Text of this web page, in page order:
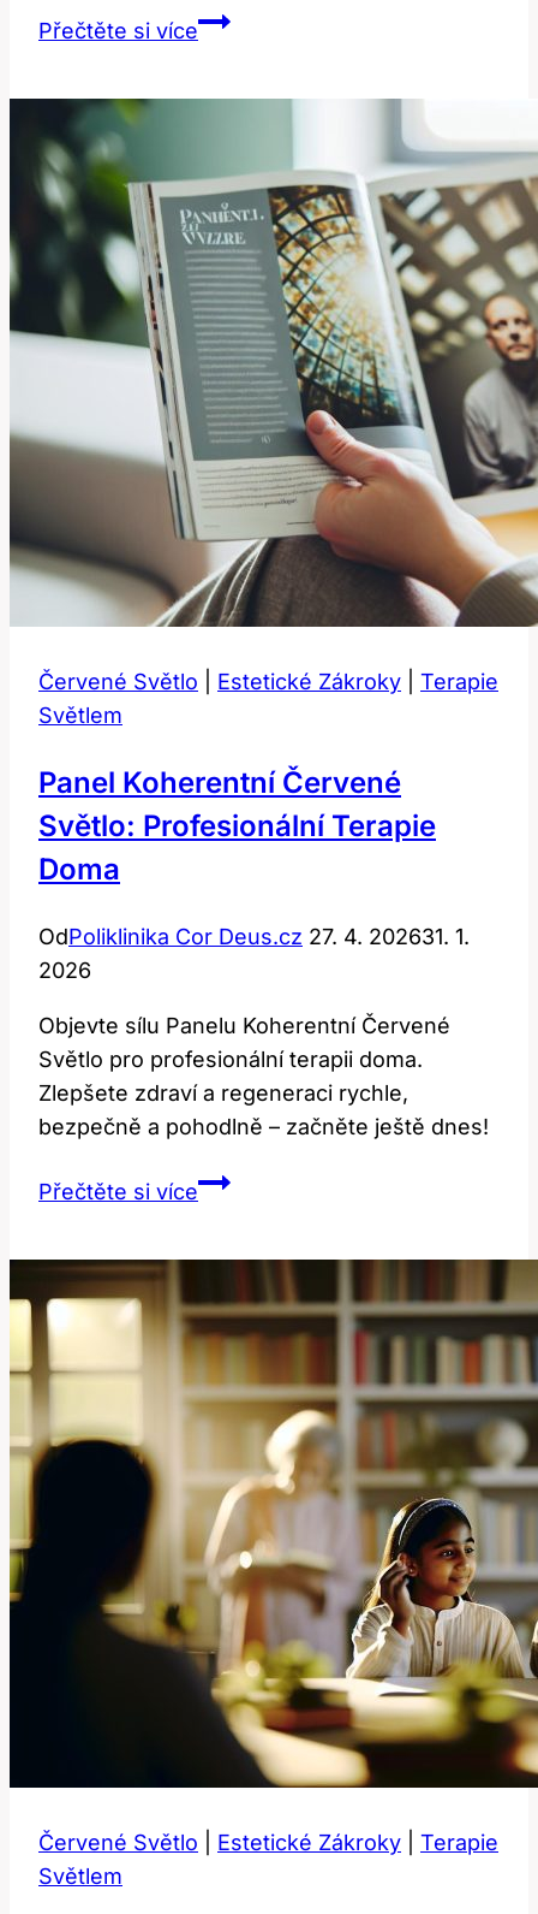
Přečtěte si víceJak
ležet?
Důležité
tipy!
Červené Světlo Estetické Zákroky
Terapie
Světlem
Panel Koherentní Červené
Světlo: Profesionální Terapie
Doma
OdPoliklinika Cor Deus.cz 27. 4. 202631. 1.
2026
Objevte sílu Panelu Koherentní Červené
Světlo pro profesionální terapii doma.
Zlepšete zdraví a regeneraci rychle,
bezpečně a pohodlně – začněte ještě dnes!
Přečtěte si vícePanel
Profesionální
Terapie
Doma
Červené Světlo Estetické Zákroky
Terapie
Světlem